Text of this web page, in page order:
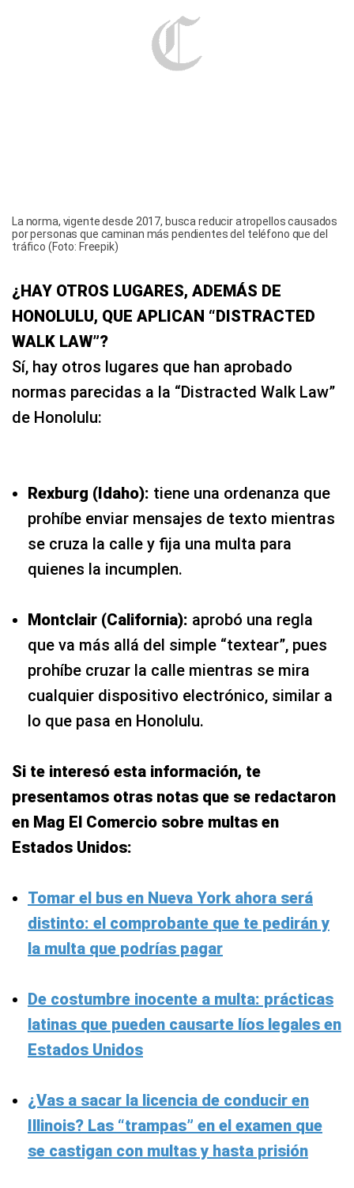
La norma, vigente desde 2017, busca reducir atropellos causados
por personas que caminan más pendientes del teléfono que del
tráfico (Foto: Freepik)
¿HAY OTROS LUGARES, ADEMÁS DE
HONOLULU, QUE APLICAN “DISTRACTED
WALK LAW”?
Sí, hay otros lugares que han aprobado
normas parecidas a la “Distracted Walk Law”
de Honolulu:
Rexburg (Idaho): tiene una ordenanza que
prohíbe enviar mensajes de texto mientras
se cruza la calle y fija una multa para
quienes la incumplen.
Montclair (California): aprobó una regla
que va más allá del simple “textear”, pues
prohíbe cruzar la calle mientras se mira
cualquier dispositivo electrónico, similar a
lo que pasa en Honolulu.
Si te interesó esta información, te
presentamos otras notas que se redactaron
en Mag El Comercio sobre multas en
Estados Unidos:
Tomar el bus en Nueva York ahora será
distinto: el comprobante que te pedirán y
la multa que podrías pagar
De costumbre inocente a multa: prácticas
latinas que pueden causarte líos legales en
Estados Unidos
¿Vas a sacar la licencia de conducir en
Illinois? Las “trampas” en el examen que
se castigan con multas y hasta prisión